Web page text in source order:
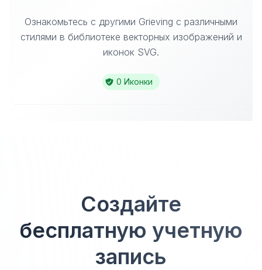
Ознакомьтесь с другими Grieving с различными
стилями в библиотеке векторных изображений и
иконок SVG.
0 Иконки
Создайте
бесплатную учетную
запись